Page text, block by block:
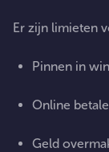
Er zijn limieten
Pinnen in
Online
Geld